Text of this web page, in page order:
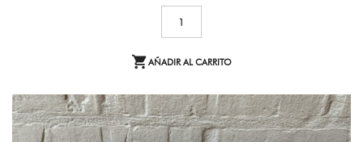
AÑADIR AL CARRITO